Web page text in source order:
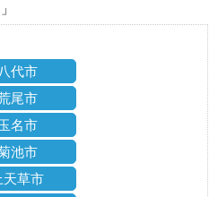
八代市
尾市
名市
池市
天草市